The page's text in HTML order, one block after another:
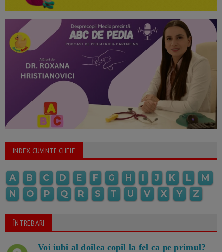
INDEX CUVINTE CHEIE
A B C D E F G H I J K L
M
N
O P Q R S T U V X Y Z
ÎNTREBARI
Voi iubi al doilea copil la fel ca pe primul?